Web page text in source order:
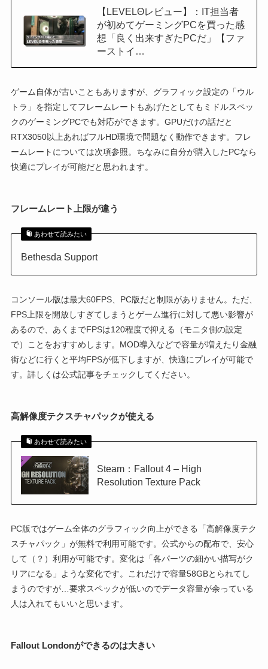
【LEVELΘレビュー】：IT担当者
が初めてゲーミングPCを買った感
想「良く出来すぎたPCだ」【ファ
ーストイ…
ゲーム自体が古いこともありますが、グラフィック設定の「ウル
トラ」を指定してフレームレートもあげたとしてもミドルスペッ
クのゲーミングPCでも対応ができます。GPUだけの話だと
RTX3050以上あればフルHD環境で問題なく動作できます。フレ
ームレートについては次項参照。ちなみに自分が購入したPCなら
快適にプレイが可能だと思われます。
フレームレート上限が違う
あわせて読みたい
Bethesda Support
コンソール版は最大60FPS、PC版だと制限がありません。ただ、
FPS上限を開放しすぎてしまうとゲーム進行に対して悪い影響が
あるので、あくまでFPSは120程度で抑える（モニタ側の設定
で）ことをおすすめします。MOD導入などで容量が増えたり金融
街などに行くと平均FPSが低下しますが、快適にプレイが可能で
す。詳しくは公式記事をチェックしてください。
高解像度テクスチャパックが使える
あわせて読みたい
Steam：Fallout 4 – High
Resolution Texture Pack
PC版ではゲーム全体のグラフィック向上ができる「高解像度テク
スチャパック」が無料で利用可能です。公式からの配布で、安心
して（？）利用が可能です。変化は「各パーツの細かい描写がク
リアになる」ような変化です。これだけで容量58GBとられてし
まうのですが…要求スペックが低いのでデータ容量が余っている
人は入れてもいいと思います。
Fallout Londonができるのは大きい